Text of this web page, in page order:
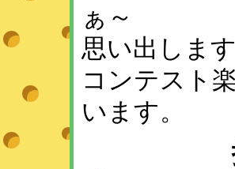
ぁ～
思い出しま
コンテスト
います。